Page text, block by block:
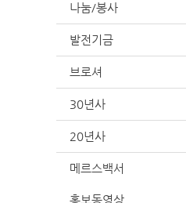
나눔/봉사
발전기금
브로셔
30년사
20년사
메르스백서
홍보동영상